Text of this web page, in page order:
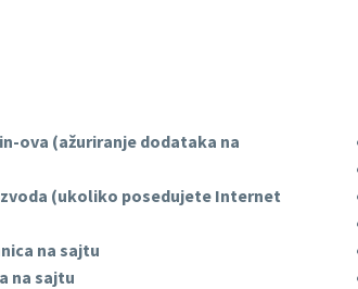
ova (ažuriranje dodataka na
(ukoliko posedujete Internet
na sajtu
na sajtu